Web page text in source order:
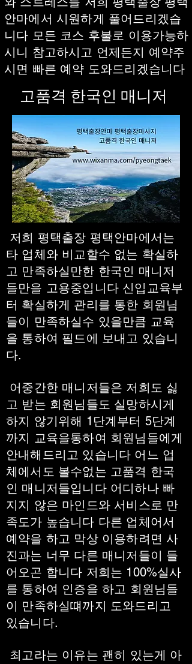
안마에서 시원하게 풀어드리겠습
니다 모든 코스 후불로 이용가능하
시니 참고하시고 언제든지 예약주
시면 빠른 예약 도와드리겠습니다
​고품격 한국인 매니저
저희 평택출장 평택안마에서는
타 업체와 비교할수 없는 확실하
고 만족하실만한 한국인 매니저
들만을 고용중입니다 신입교육부
터 확실하게 관리를 통한 회원님
들이 만족하실수 있을만큼 교육
을 통하여 필드에 보내고 있습니
다.
어중간한 매니저들은 저희도 싫
고 받는 회원님들도 실망하시게
하지 않기위해 1단계부터 5단계
까지 교육을통하여 회원님들에게
안내해드리고 있습니다 어느 업
체에서도 볼수없는 고품격 한국
인 매니저들입니다 어디하나 빠
지지 않은 마인드와 서비스로 만
족도가 높습니다 다른 업체어서
예약을 하고 막상 이용하려면 사
진과는 너무 다른 매니저들이 들
어오곤 합니다 저희는 100%실사
를 통하여 인증을 하고 회원님들
이 만족하실떄까지 도와드리고
있습니다.
최고라는 이유는 괜히 있는게 아